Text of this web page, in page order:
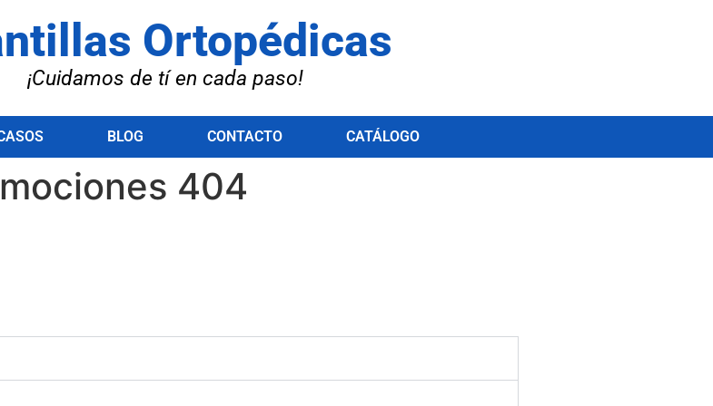
Ortopédicas
¡Cuidamos de tí en cada paso!
BLOG CONTACTO CATÁLOGO
404